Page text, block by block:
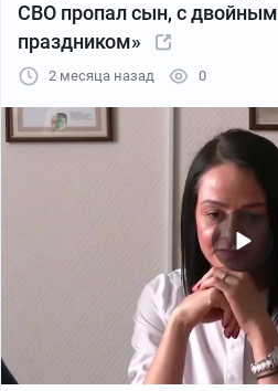
СВО пропал сын, с двойным
праздником»
2 месяца назад 0